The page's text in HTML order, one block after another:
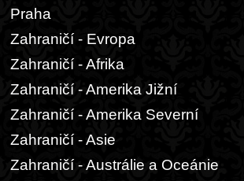
Praha
Zahraničí - Evropa
Zahraničí - Afrika
Zahraničí - Amerika Jižní
Zahraničí - Amerika Severní
Zahraničí - Asie
Zahraničí - Austrálie a Oceánie